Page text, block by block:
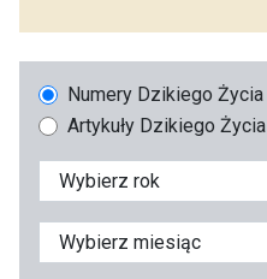
Numery Dzikiego Życia
Artykuły Dzikiego Życia